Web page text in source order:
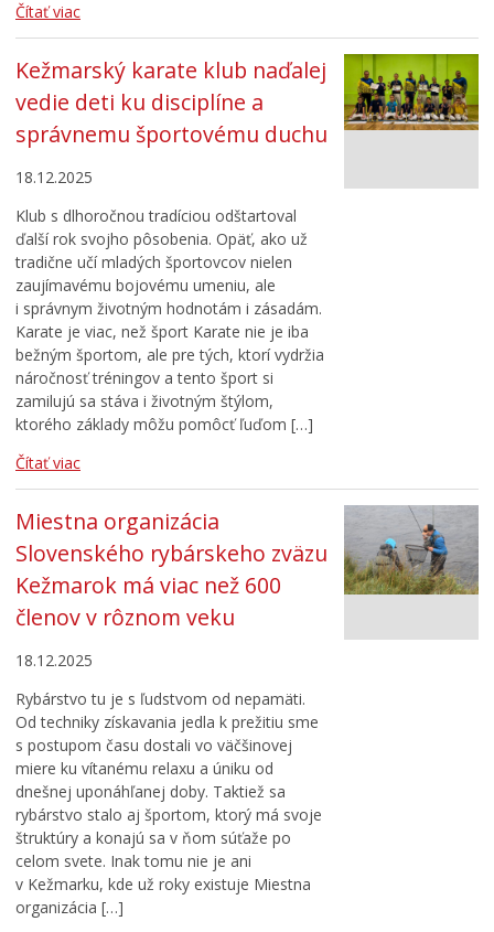
Čítať viac
Kežmarský karate klub naďalej
vedie deti ku disciplíne a
správnemu športovému duchu
18.12.2025
Klub s dlhoročnou tradíciou odštartoval
ďalší rok svojho pôsobenia. Opäť, ako už
tradične učí mladých športovcov nielen
zaujímavému bojovému umeniu, ale
i správnym životným hodnotám i zásadám.
Karate je viac, než šport Karate nie je iba
bežným športom, ale pre tých, ktorí vydržia
náročnosť tréningov a tento šport si
zamilujú sa stáva i životným štýlom,
ktorého základy môžu pomôcť ľuďom […]
Čítať viac
Miestna organizácia
Slovenského rybárskeho zväzu
Kežmarok má viac než 600
členov v rôznom veku
18.12.2025
Rybárstvo tu je s ľudstvom od nepamäti.
Od techniky získavania jedla k prežitiu sme
s postupom času dostali vo väčšinovej
miere ku vítanému relaxu a úniku od
dnešnej uponáhľanej doby. Taktiež sa
rybárstvo stalo aj športom, ktorý má svoje
štruktúry a konajú sa v ňom súťaže po
celom svete. Inak tomu nie je ani
v Kežmarku, kde už roky existuje Miestna
organizácia […]